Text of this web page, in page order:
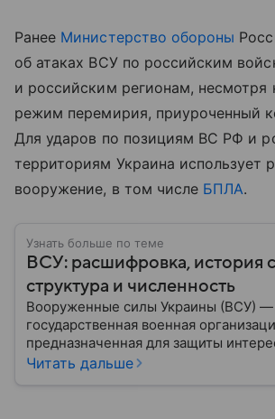
Ранее Министерство обороны
об атаках ВСУ по российским
и российским регионам, несмотря
режим перемирия, приуроченный
Для ударов по позициям ВС РФ и
территориям Украина использует
вооружение, в том числе БПЛА.
Узнать больше по теме
ВСУ: расшифровка, история
структура и численность
Вооруженные силы Украины (ВСУ) —
государственная военная
предназначенная для защиты
военным путем. Была создана после
Читать дальше